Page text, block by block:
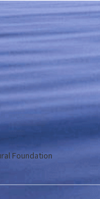
Foundation